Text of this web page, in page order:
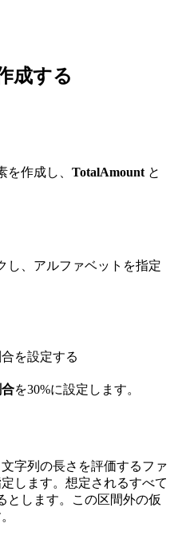
成する
を作成し、 TotalAmount と
し、アルファベットを指定
を設定する
を30%に設定します。
字列の長さを評価するファ
定します。想定されるすべて
とします。この区間外の仮